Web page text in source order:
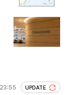
UPDATE